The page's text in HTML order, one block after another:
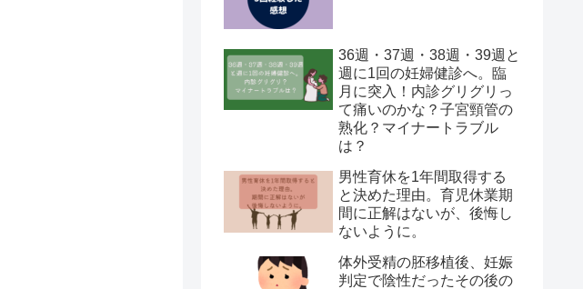
36週・37週・38週・39週と
週に1回の妊婦健診へ。臨
月に突入！内診グリグリっ
て痛いのかな？子宮頸管の
熟化？マイナートラブル
は？
男性育休を1年間取得する
と決めた理由。育児休業期
間に正解はないが、後悔し
ないように。
体外受精の胚移植後、妊娠
判定で陰性だったその後の